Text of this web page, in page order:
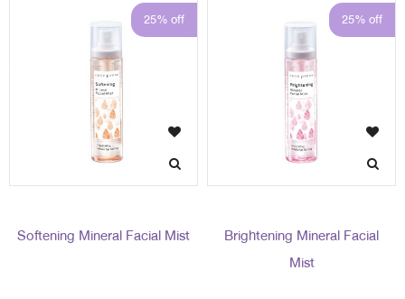
25% off
Softening Mineral Facial Mist
25% off
Brightening Mineral Facial
Mist